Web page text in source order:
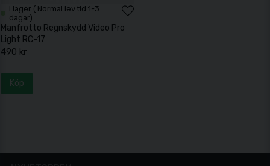
I lager ( Normal lev.tid 1-3
dagar)
Manfrotto Regnskydd Video Pro
Light RC-17
490 kr
Köp